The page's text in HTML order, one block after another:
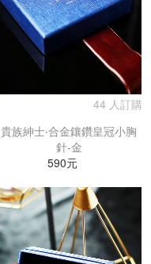
44 人訂購
貴族紳士‧合金鑲鑽皇冠小胸
針-金
590元